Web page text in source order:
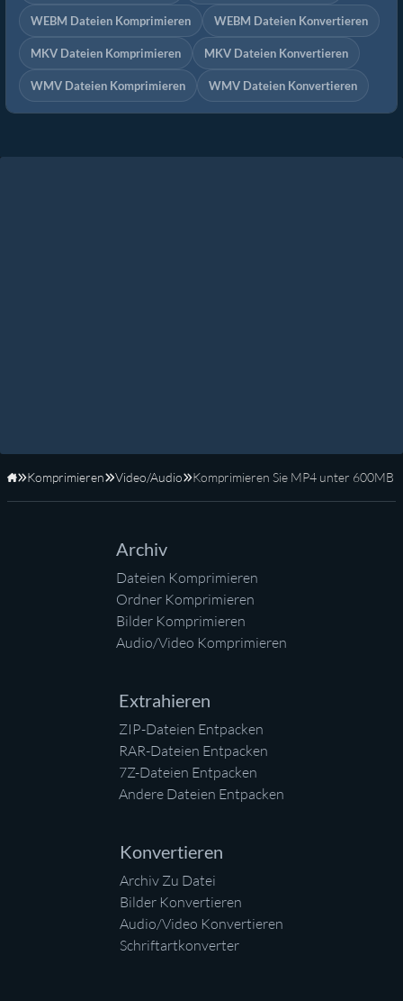
WEBM Dateien Komprimieren WEBM Dateien Konvertieren
MKV Dateien Komprimieren MKV Dateien Konvertieren
WMV Dateien Komprimieren WMV Dateien Konvertieren
Startseite
Komprimieren Video/Audio Komprimieren Sie MP4 unter 600MB
Archiv
Dateien Komprimieren
Ordner Komprimieren
Bilder Komprimieren
Audio/Video Komprimieren
Extrahieren
ZIP-Dateien Entpacken
RAR-Dateien Entpacken
7Z-Dateien Entpacken
Andere Dateien Entpacken
Konvertieren
Archiv Zu Datei
Bilder Konvertieren
Audio/Video Konvertieren
Schriftartkonverter